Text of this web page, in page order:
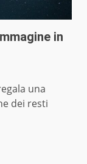
in
una
dei resti